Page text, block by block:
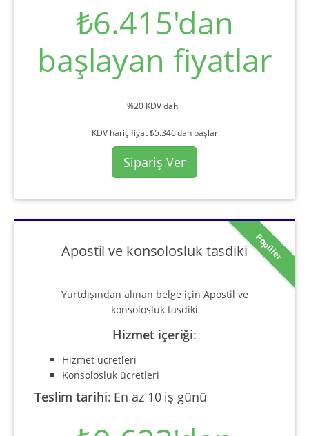
₺6.415'dan
başlayan fiyatlar
%20 KDV dahil
KDV hariç fiyat ₺5.346'dan başlar
Sipariş Ver
Popüler
Apostil ve konsolosluk tasdiki
Yurtdışından alınan belge için Apostil ve
konsolosluk tasdiki
Hizmet içeriği:
Hizmet ücretleri
Konsolosluk ücretleri
Teslim tarihi: En az 10 iş günü